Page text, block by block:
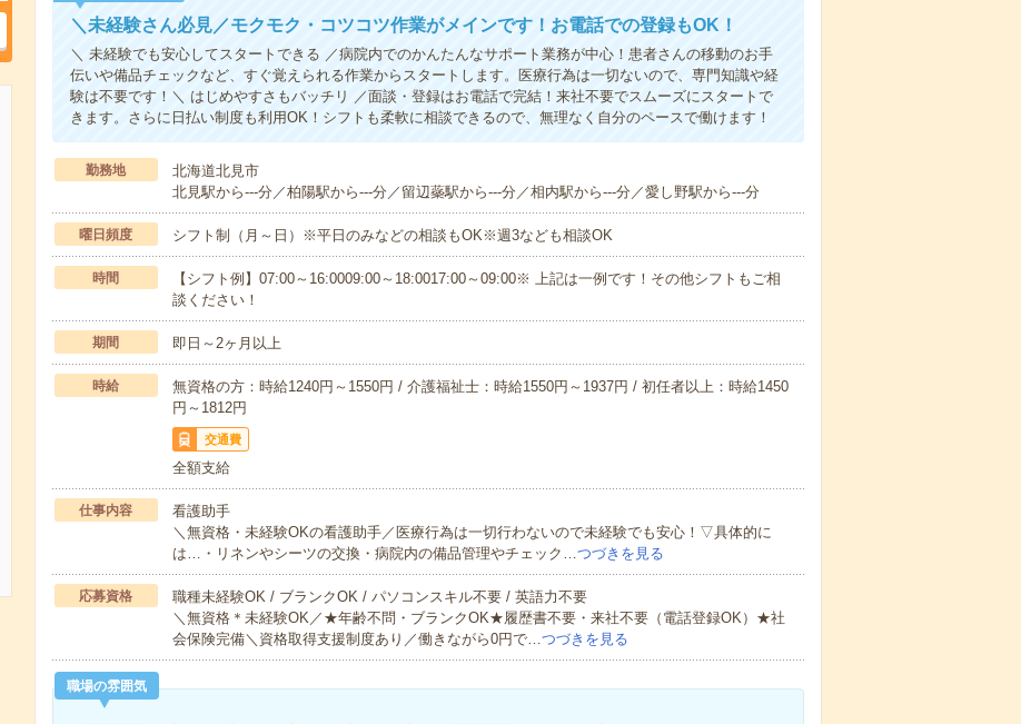
＼未経験さん必見／モクモク・コツコツ作業がメインです！お電話での登録もOK！
＼ 未経験でも安心してスタートできる ／病院内でのかんたんなサポート業務が中心！患者さんの移動のお手
伝いや備品チェックなど、すぐ覚えられる作業からスタートします。医療行為は一切ないので、専門知識や経
験は不要です！＼ はじめやすさもバッチリ ／面談・登録はお電話で完結！来社不要でスムーズにスタートで
きます。さらに日払い制度も利用OK！シフトも柔軟に相談できるので、無理なく自分のペースで働けます！
勤務地
北海道北見市
北見駅から---分／柏陽駅から---分／留辺蘂駅から---分／相内駅から---分／愛し野駅から---分
曜日頻度 シフト制（月～日）※平日のみなどの相談もOK※週3なども相談OK
時間
【シフト例】07:00～16:0009:00～18:0017:00～09:00※ 上記は一例です！その他シフトもご相
談ください！
期間 即日～2ヶ月以上
時給
無資格の方：時給1240円～1550円 / 介護福祉士：時給1550円～1937円 / 初任者以上：時給1450
円～1812円
交通費
全額支給
仕事内容
看護助手
＼無資格・未経験OKの看護助手／医療行為は一切行わないので未経験でも安心！▽具体的に
は…・リネンやシーツの交換・病院内の備品管理やチェック…つづきを見る
応募資格
職種未経験OK / ブランクOK / パソコンスキル不要 / 英語力不要
＼無資格＊未経験OK／★年齢不問・ブランクOK★履歴書不要・来社不要（電話登録OK）★社
会保険完備＼資格取得支援制度あり／働きながら0円で…つづきを見る
職場の雰囲気